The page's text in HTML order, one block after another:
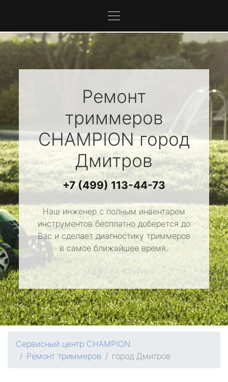
Ремонт
триммеров
CHAMPIONгород
Дмитров
+7 (499) 113-44-73
Наш инженер с полным инвентарем
инструментов бесплатно доберется до
Вас и сделает диагностику триммеров
в самое ближайшее время.
Сервисный центр CHAMPION
Ремонт триммеров
город Дмитров